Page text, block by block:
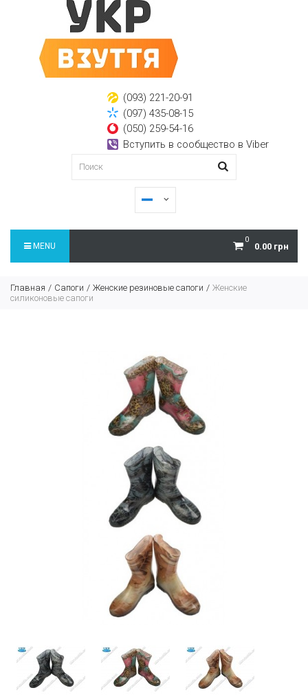
(093) 221-20-91
(097) 435-08-15
(050) 259-54-16
Вступить в сообщество в Viber
0
0.00 грн
MENU
Главная Сапоги Женские резиновые сапоги
Женские
силиконовые сапоги